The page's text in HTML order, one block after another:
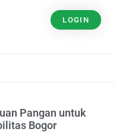
LOGIN
Pangan untuk
Bogor